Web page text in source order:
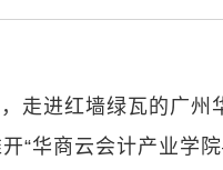
走进红墙绿瓦的广州
“华商云会计产业学